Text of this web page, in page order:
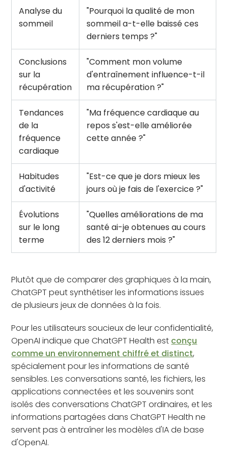
Analyse du
sommeil
"Pourquoi la qualité de mon
sommeil a-t-elle baissé ces
derniers temps ?"
Conclusions
sur la
récupération
"Comment mon volume
d'entraînement influence-t-il
ma récupération ?"
Tendances
de la
fréquence
cardiaque
"Ma fréquence cardiaque au
repos s'est-elle améliorée
cette année ?"
Habitudes
d'activité
"Est-ce que je dors mieux les
jours où je fais de l'exercice ?"
Évolutions
sur le long
terme
"Quelles améliorations de ma
santé ai-je obtenues au cours
des 12 derniers mois ?"
Plutôt que de comparer des graphiques à la main,
ChatGPT peut synthétiser les informations issues
de plusieurs jeux de données à la fois.
Pour les utilisateurs soucieux de leur confidentialité,
OpenAI indique que ChatGPT Health est conçu
comme un environnement chiffré et distinct,
spécialement pour les informations de santé
sensibles. Les conversations santé, les fichiers, les
applications connectées et les souvenirs sont
isolés des conversations ChatGPT ordinaires, et les
informations partagées dans ChatGPT Health ne
servent pas à entraîner les modèles d'IA de base
d'OpenAI.